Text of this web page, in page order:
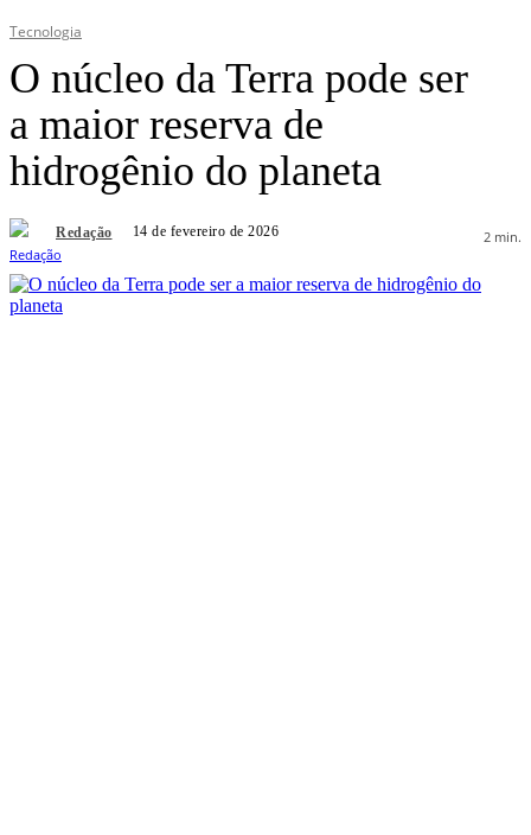
Tecnologia
O núcleo da Terra pode ser
a maior reserva de
hidrogênio do planeta
Redação 14 de fevereiro de 2026 2 min.